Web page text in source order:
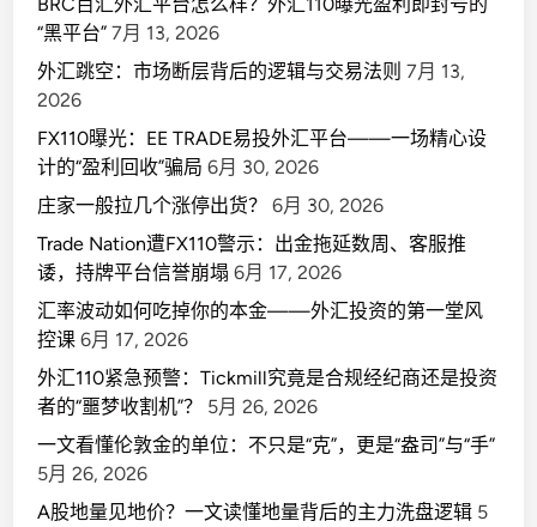
“黑平台” 7月 13, 2026
外汇跳空：市场断层背后的逻辑与交易法则 7月 13,
2026
FX110曝光：EE TRADE易投外汇平台——一场精心设
计的“盈利回收”骗局 6月 30, 2026
庄家一般拉几个涨停出货？
6月 30, 2026
Trade Nation遭FX110警示：出金拖延数周、客服推
诿，持牌平台信誉崩塌 6月 17, 2026
汇率波动如何吃掉你的本金——外汇投资的第一堂风
控课 6月 17, 2026
外汇110紧急预警：Tickmill究竟是合规经纪商还是投资
者的“噩梦收割机”？
5月 26, 2026
一文看懂伦敦金的单位：不只是“克”，更是“盎司”与“手”
5月 26, 2026
A股地量见地价？一文读懂地量背后的主力洗盘逻辑 5